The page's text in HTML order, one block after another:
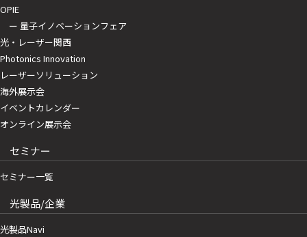
OPIE
ー 量子イノベーションフェア
光・レーザー関西
Photonics Innovation
レーザーソリューション
海外展示会
イベントカレンダー
オンライン展示会
セミナー
セミナー一覧
光製品/企業
光製品Navi